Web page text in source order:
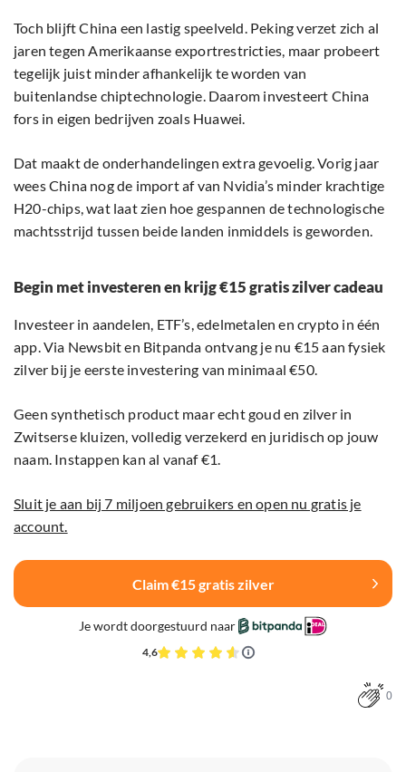
Toch blijft China een lastig speelveld. Peking verzet zich al
jaren tegen Amerikaanse exportrestricties, maar probeert
tegelijk juist minder afhankelijk te worden van
buitenlandse chiptechnologie. Daarom investeert China
fors in eigen bedrijven zoals Huawei.
Dat maakt de onderhandelingen extra gevoelig. Vorig jaar
wees China nog de import af van Nvidia’s minder krachtige
H20-chips, wat laat zien hoe gespannen de technologische
machtsstrijd tussen beide landen inmiddels is geworden.
Begin met investeren en krijg €15 gratis zilver cadeau
Investeer in aandelen, ETF’s, edelmetalen en crypto in één
app. Via Newsbit en Bitpanda ontvang je nu €15 aan fysiek
zilver bij je eerste investering van minimaal €50.
Geen synthetisch product maar echt goud en zilver in
Zwitserse kluizen, volledig verzekerd en juridisch op jouw
naam. Instappen kan al vanaf €1.
Sluit je aan bij 7 miljoen gebruikers en open nu gratis je
account.
Claim €15 gratis zilver
Je wordt doorgestuurd naar
4,6
0